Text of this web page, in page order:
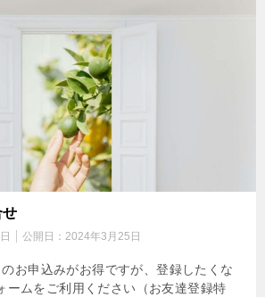
公開日： 2024年3月25日
お申込みがお得ですが、登録したくな
ームをご利用ください（お友達登録特